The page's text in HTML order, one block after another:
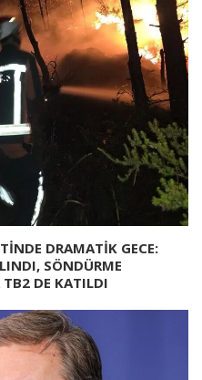
DRAMATİK GECE:
SÖNDÜRME
TB2 DE KATILDI